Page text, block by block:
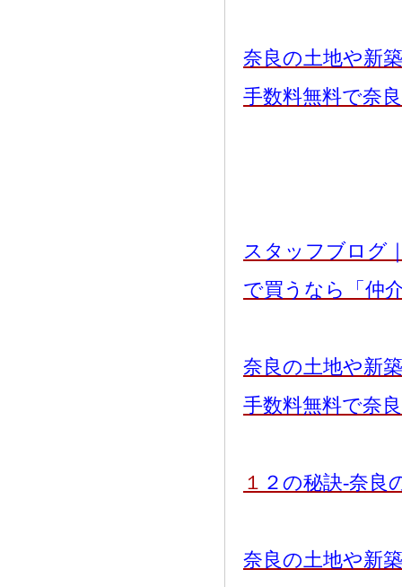
奈良の土地や新
手数料無料で奈
スタッフブログ
で買うなら「仲
奈良の土地や新
手数料無料で奈
１ ２の秘訣-奈良
奈良の土地や新